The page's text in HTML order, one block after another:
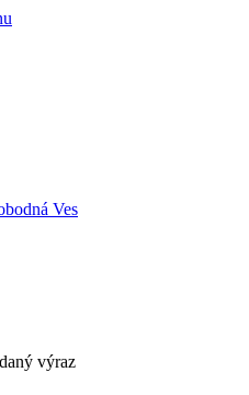
Ves
výraz